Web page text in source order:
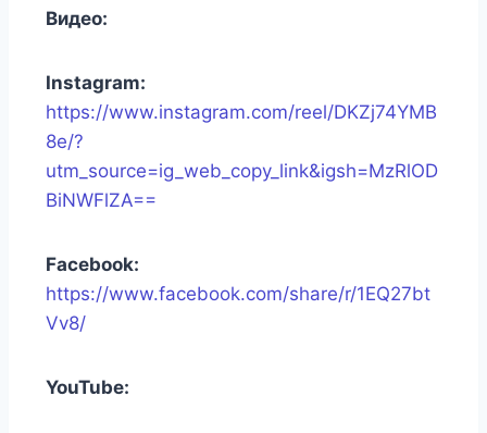
Видео:
Instagram:
https://www.instagram.com/reel/DKZj74YMB
8e/?
utm_source=ig_web_copy_link&igsh=MzRlOD
BiNWFlZA==
Facebook:
https://www.facebook.com/share/r/1EQ27bt
Vv8/
YouTube: